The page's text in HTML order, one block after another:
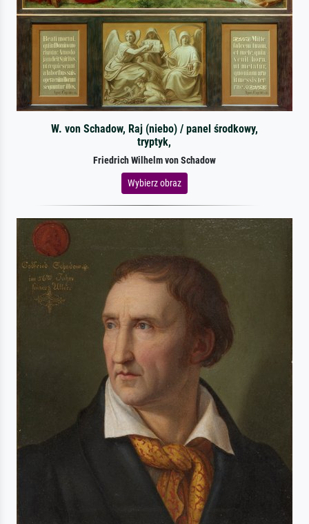
W. von Schadow, Raj (niebo) / panel środkowy,
tryptyk,
Friedrich Wilhelm von Schadow
Wybierz obraz